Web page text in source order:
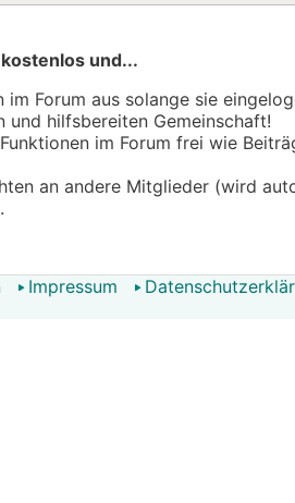
und...
im Forum aus solange sie
und hilfsbereiten Gemeinschaft!
im Forum frei wie
an andere Mitglieder (wird
Impressum